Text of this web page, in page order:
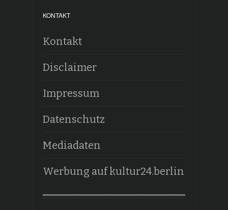
KONTAKT
Kontakt
Disclaimer
Impressum
Datenschutz
Mediadaten
Werbung auf kultur24.berlin